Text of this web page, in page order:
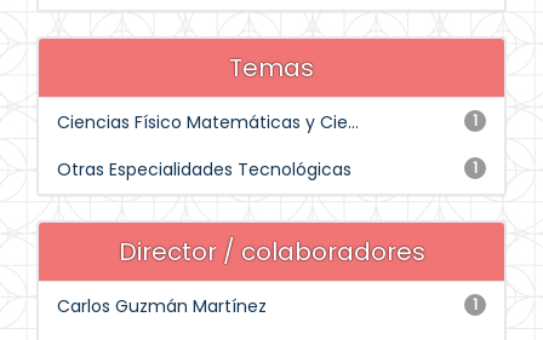
Temas
1
Ciencias Físico Matemáticas y Cie...
1
Otras Especialidades Tecnológicas
Director / colaboradores
1
Carlos Guzmán Martínez